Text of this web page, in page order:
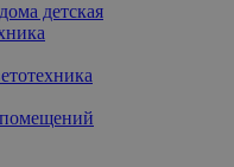
детская